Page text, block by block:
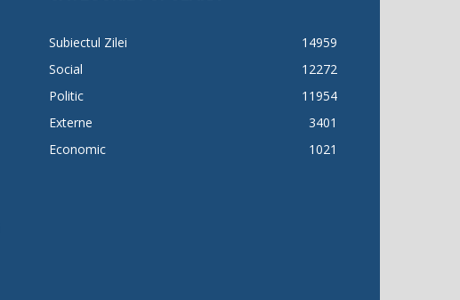
Subiectul Zilei
14959
Social
12272
Politic
11954
Externe
3401
Economic
1021